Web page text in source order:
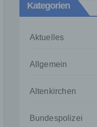
Kategorien
Aktuelles
Allgemein
Altenkirchen
Bundespolizei